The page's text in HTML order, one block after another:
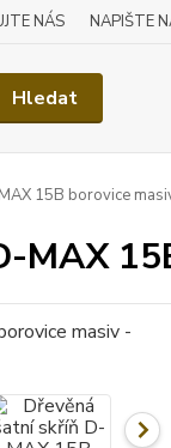
NÁS NAPIŠTE
Hledat
15B borovice
MAX